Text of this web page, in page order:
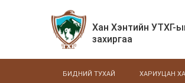
Хан Хэнтийн УТХГ-
захиргаа
БИДНИЙ ТУХАЙ ХАРИУЦАН